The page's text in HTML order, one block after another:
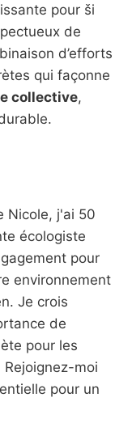
pour ši
de
d’efforts
qui façonne
collective,
Nicole, j'ai 50
écologiste
pour
environnement
Je crois
de
pour les
moi
pour un